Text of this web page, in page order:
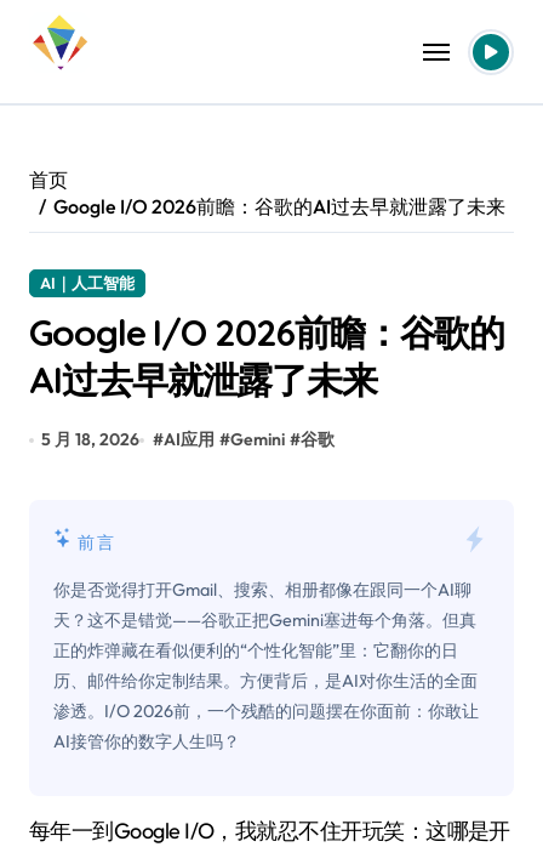
首页
Google I/O 2026前瞻：谷歌的AI过去早就泄露了未来
AI｜人工智能
Google I/O 2026前瞻：谷歌的
AI过去早就泄露了未来
5 月 18, 2026 #AI应用 #Gemini #谷歌
前言
你是否觉得打开Gmail、搜索、相册都像在跟同一个AI聊
天？这不是错觉——谷歌正把Gemini塞进每个角落。但真
正的炸弹藏在看似便利的“个性化智能”里：它翻你的日
历、邮件给你定制结果。方便背后，是AI对你生活的全面
渗透。I/O 2026前，一个残酷的问题摆在你面前：你敢让
AI接管你的数字人生吗？
每年一到Google I/O，我就忍不住开玩笑：这哪是开